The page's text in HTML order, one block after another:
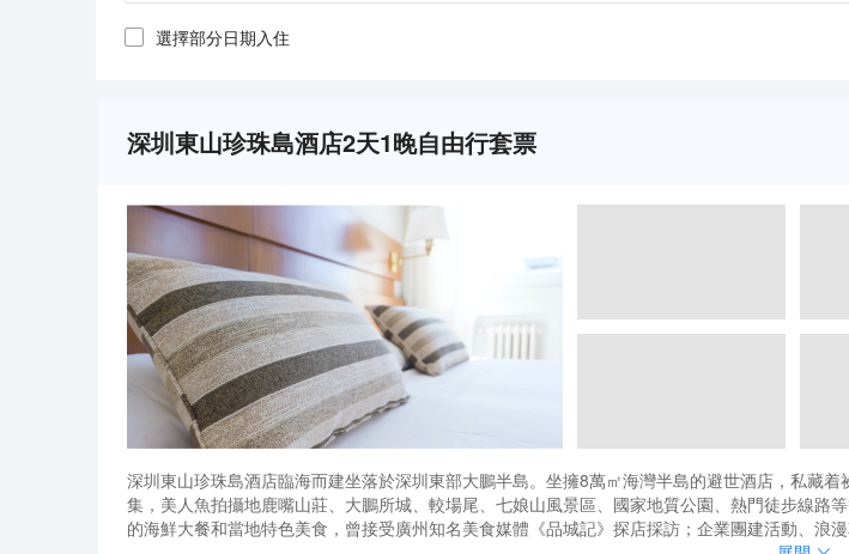
選擇部分日期入住
深圳東山珍珠島酒店2天1晚自由行套票
深圳東山珍珠島酒店臨海而建坐落於深圳東部大鵬半島。坐擁8萬㎡海灣半島的避世酒店，私藏
集，美人魚拍攝地鹿嘴山莊、大鵬所城、較場尾、七娘山風景區、國家地質公園、熱門徒步線
的海鮮大餐和當地特色美食，曾接受廣州知名美食媒體《品城記》探店採訪；企業團建活動、